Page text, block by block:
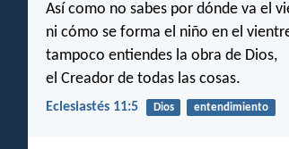
Así como no sabes por dónde va el
ni cómo se forma el niño en el
tampoco entiendes la obra de Dios,
el Creador de todas las cosas.
Eclesiastés 11:5 Dios entendimiento